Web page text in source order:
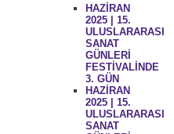
HAZİRAN
2025 | 15.
ULUSLARARASI
SANAT
GÜNLERİ
FESTİVALİNDE
3. GÜN
HAZİRAN
2025 | 15.
ULUSLARARASI
SANAT